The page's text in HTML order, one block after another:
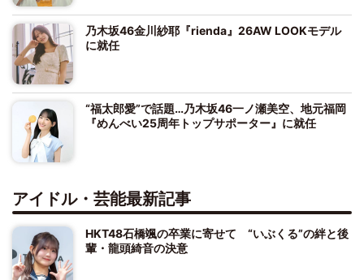
乃木坂46金川紗耶『rienda』26AW LOOKモデル
に就任
“福太郎愛”で話題…乃木坂46一ノ瀬美空、地元福岡
『めんべい25周年トップサポーター』に就任
アイドル・芸能最新記事
HKT48石橋颯の卒業に寄せて “いぶくる”の絆と後
輩・龍頭綺音の決意